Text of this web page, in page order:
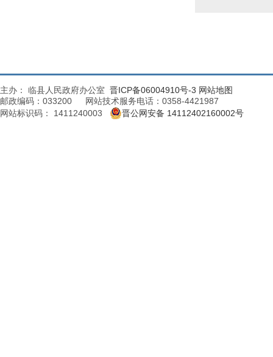
主办： 临县人民政府办公室 晋ICP备06004910号-3 网站地图
邮政编码：033200 网站技术服务电话：0358-4421987
网站标识码： 1411240003
晋公网安备 14112402160002号